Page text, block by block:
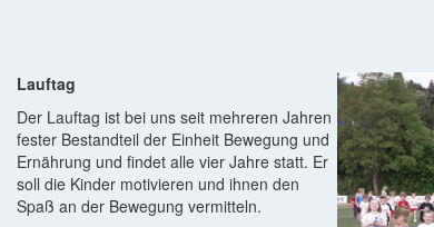
Lauftag
Der Lauftag ist bei uns seit mehreren Jahren
fester Bestandteil der Einheit Bewegung und
Ernährung und findet alle vier Jahre statt. Er
soll die Kinder motivieren und ihnen den
Spaß an der Bewegung vermitteln.